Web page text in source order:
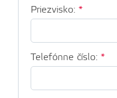
Priezvisko: *
Telefónne číslo: *